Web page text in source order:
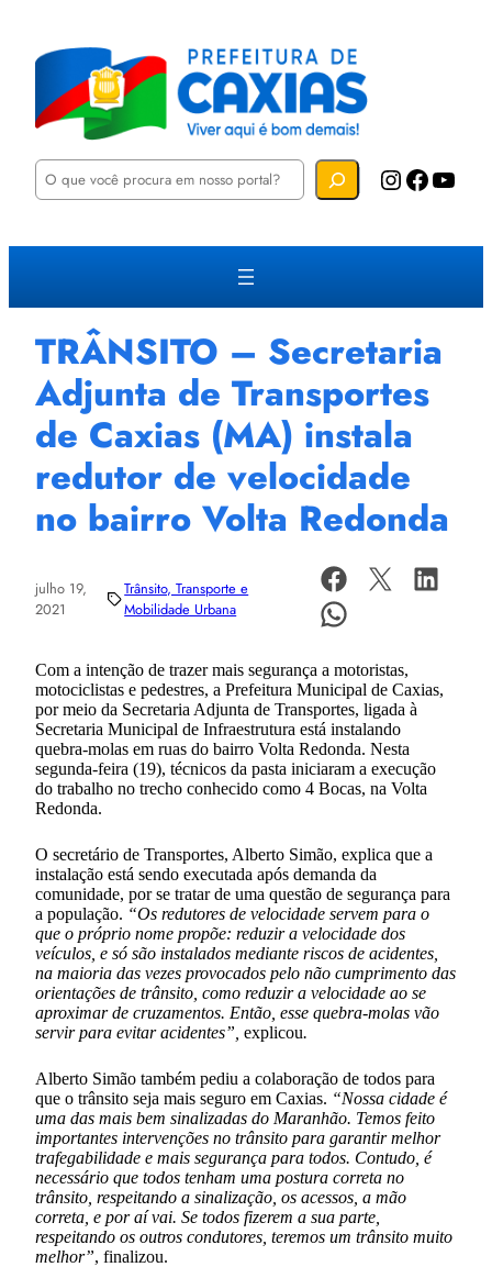
P
u
a
Instagram Facebook YouTube
TRÂNSITO – Secretaria
Adjunta de Transportes
de Caxias (MA) instala
redutor de velocidade
no bairro Volta Redonda
julho 19,
2021
Trânsito, Transporte e
Mobilidade Urbana
Com a intenção de trazer mais segurança a motoristas,
motociclistas e pedestres, a Prefeitura Municipal de Caxias,
por meio da Secretaria Adjunta de Transportes, ligada à
Secretaria Municipal de Infraestrutura está instalando
quebra-molas em ruas do bairro Volta Redonda. Nesta
segunda-feira (19), técnicos da pasta iniciaram a execução
do trabalho no trecho conhecido como 4 Bocas, na Volta
Redonda.
O secretário de Transportes, Alberto Simão, explica que a
instalação está sendo executada após demanda da
comunidade, por se tratar de uma questão de segurança para
a população. “Os redutores de velocidade servem para o
que o próprio nome propõe: reduzir a velocidade dos
veículos, e só são instalados mediante riscos de acidentes,
na maioria das vezes provocados pelo não cumprimento das
orientações de trânsito, como reduzir a velocidade ao se
aproximar de cruzamentos. Então, esse quebra-molas vão
servir para evitar acidentes”, explicou.
Alberto Simão também pediu a colaboração de todos para
que o trânsito seja mais seguro em Caxias. “Nossa cidade é
uma das mais bem sinalizadas do Maranhão. Temos feito
importantes intervenções no trânsito para garantir melhor
trafegabilidade e mais segurança para todos. Contudo, é
necessário que todos tenham uma postura correta no
trânsito, respeitando a sinalização, os acessos, a mão
correta, e por aí vai. Se todos fizerem a sua parte,
respeitando os outros condutores, teremos um trânsito muito
melhor”, finalizou.